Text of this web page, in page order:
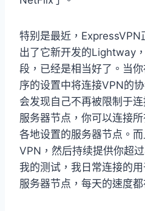
特别是最近，ExpressVPN
出了它新开发的Lightway
段，已经是相当好了。当
序的设置中将连接VPN的
会发现自己不再被限制于
服务器节点，你可以连接
各地设置的服务器节点。
VPN，然后持续提供你超
我的测试，我日常连接的
服务器节点，每天的速度